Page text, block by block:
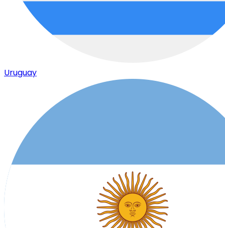
Uruguay